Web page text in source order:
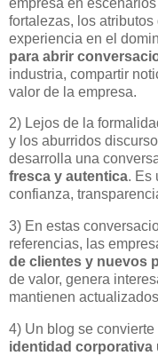
fortalezas, los
experiencia en el
para abrir
industria, compartir
valor de la empresa.
2) Lejos de la
y los aburridos
desarrolla una
fresca y autentica. Es
confianza,
3) En estas
referencias, las
de clientes y nuevos
de valor, genera
mantienen
4) Un blog se
identidad corporativa